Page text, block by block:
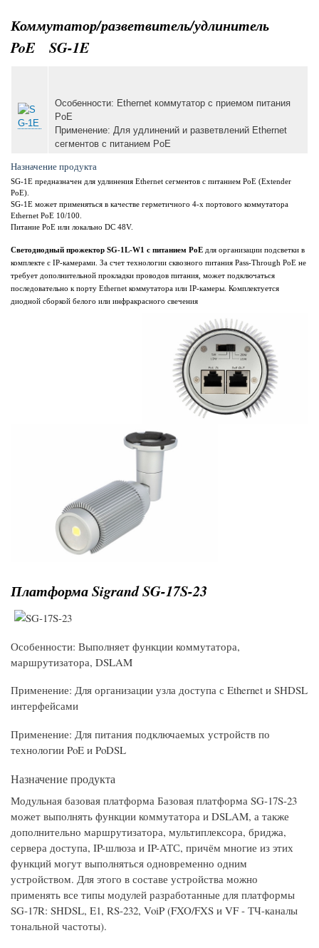
Коммутатор/разветвитель/удлинитель
PoE SG-1E
Особенности: Ethernet коммутатор с приемом питания
PoE
Применение: Для удлинений и разветвлений Ethernet
сегментов с питанием PoE
Назначение продукта
SG-1E предназначен для удлинения Ethernet сегментов с питанием PoE (Extender
PoE).
SG-1E может применяться в качестве герметичного 4-х портового коммутатора
Ethernet PoE 10/100.
Питание PoE или локально DC 48V.
Светодиодный прожектор SG-1L-W1 с питанием PoE для организации подсветки в
комплекте с IP-камерами. За счет технологии сквозного питания Pass-Through PoE не
требует дополнительной прокладки проводов питания, может подключаться
последовательно к порту Ethernet коммутатора или IP-камеры. Комплектуется
диодной сборкой белого или инфракрасного свечения
Платформа Sigrand SG-17S-23
Особенности: Выполняет функции коммутатора,
маршрутизатора, DSLAM
Применение: Для организации узла доступа с Ethernet и SHDSL
интерфейсами
Применение: Для питания подключаемых устройств по
технологии PoE и PoDSL
Назначение продукта
Модульная базовая платформа Базовая платформа SG-17S-23
может выполнять функции коммутатора и DSLAM, а также
дополнительно маршрутизатора, мультиплексора, бриджа,
сервера доступа, IP-шлюза и IP-АТС, причём многие из этих
функций могут выполняться одновременно одним
устройством. Для этого в составе устройства можно
применять все типы модулей разработанные для платформы
SG-17R: SHDSL, E1, RS-232, VoiP (FXO/FXS и VF - ТЧ-каналы
тональной частоты).